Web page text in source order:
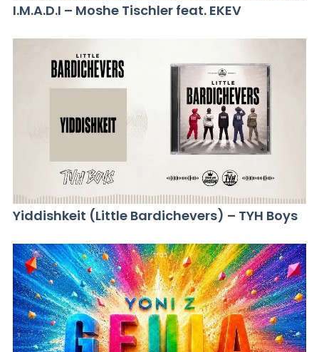
I.M.A.D.I – Moshe Tischler feat. EKEV
Yiddishkeit (Little Bardichevers) – TYH Boys